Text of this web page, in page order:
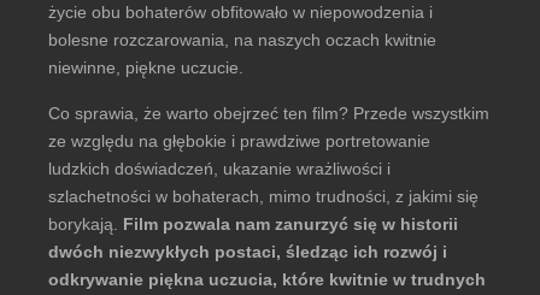
życie obu bohaterów obfitowało w niepowodzenia i
bolesne rozczarowania, na naszych oczach kwitnie
niewinne, piękne uczucie.
Co sprawia, że warto obejrzeć ten film? Przede wszystkim
ze względu na głębokie i prawdziwe portretowanie
ludzkich doświadczeń, ukazanie wrażliwości i
szlachetności w bohaterach, mimo trudności, z jakimi się
borykają. Film pozwala nam zanurzyć się w historii
dwóch niezwykłych postaci, śledząc ich rozwój i
odkrywanie piękna uczucia, które kwitnie w trudnych